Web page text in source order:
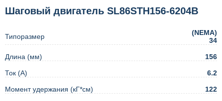
Шаговый двигатель SL86STH156-6204B
Типоразмер
(NEMA)
34
Длина (мм) 156
Ток (А) 6.2
Момент удержания (кГ*см) 122